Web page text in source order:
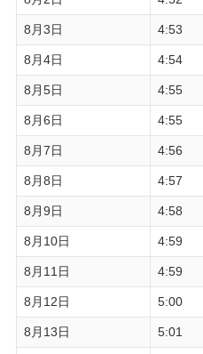
8月3日 4:53
8月4日 4:54
8月5日 4:55
8月6日 4:55
8月7日 4:56
8月8日 4:57
8月9日 4:58
8月10日 4:59
8月11日 4:59
8月12日 5:00
8月13日 5:01